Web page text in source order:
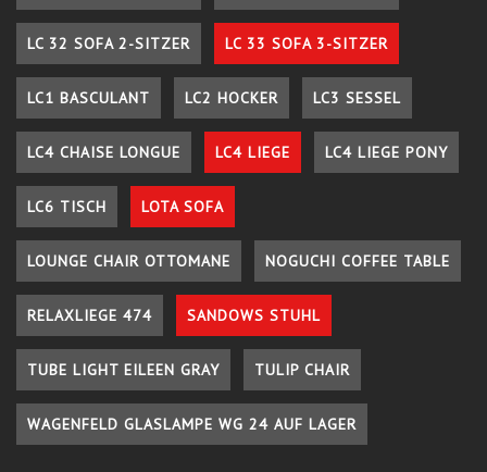
LC 32 SOFA 2-SITZER LC 33 SOFA 3-SITZER
LC1 BASCULANT LC2 HOCKER LC3 SESSEL
LC4 CHAISE LONGUE LC4 LIEGE LC4 LIEGE PONY
LC6 TISCH LOTA SOFA
LOUNGE CHAIR OTTOMANE NOGUCHI COFFEE TABLE
RELAXLIEGE 474 SANDOWS STUHL
TUBE LIGHT EILEEN GRAY TULIP CHAIR
WAGENFELD GLASLAMPE WG 24 AUF LAGER